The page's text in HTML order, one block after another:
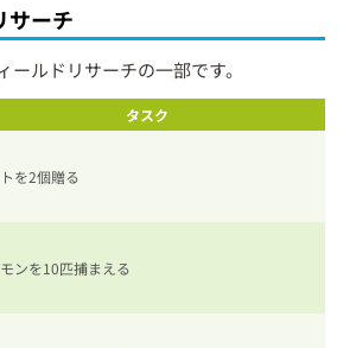
サーチ
ルドリサーチの一部です。
タスク
を2個贈る
ンを10匹捕まえる